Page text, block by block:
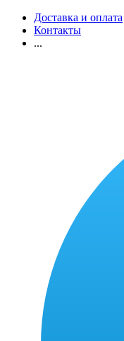
Доставка и оплата
Контакты
...